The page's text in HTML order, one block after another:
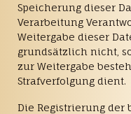
Speicherung dieser
Verarbeitung
Weitergabe dieser
grundsätzlich nicht,
zur Weitergabe
Strafverfolgung dient.
Die Registrierung der